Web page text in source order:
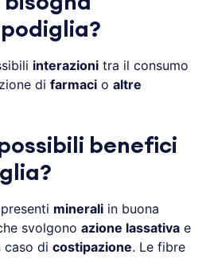
interazioni tra il consumo
di farmaci o altre
benefici
minerali in buona
svolgono azione lassativa e
caso di costipazione. Le fibre